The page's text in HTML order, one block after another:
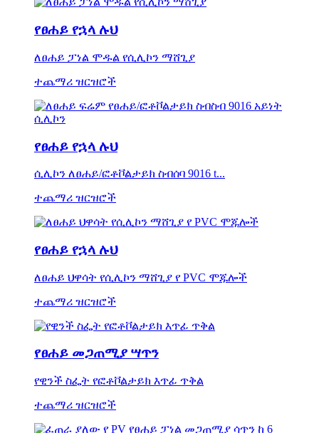
የፀሐይ የኋላ ሉህ
ለፀሐይ ፓነል ሞዱል የሲሊኮን ማሸጊያ
ተጨማሪ ዝርዝሮች
የፀሐይ የኋላ ሉህ
ሲሊኮን ለፀሐይ/ፎቶቮልታይክ ስብሰባ 9016 t...
ተጨማሪ ዝርዝሮች
የፀሐይ የኋላ ሉህ
ለፀሐይ ህዋሳት የሲሊኮን ማሸጊያ የ PVC ሞጁሎች
ተጨማሪ ዝርዝሮች
የፀሐይ መጋጠሚያ ሣጥን
የዊንች ስፌት የፎቶቮልታይክ እጥፊ ጥቅል
ተጨማሪ ዝርዝሮች